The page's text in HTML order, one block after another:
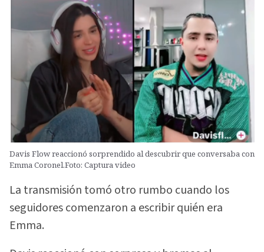
Davis Flow reaccionó sorprendido al descubrir que conversaba con
Emma Coronel.Foto: Captura video
La transmisión tomó otro rumbo cuando los
seguidores comenzaron a escribir quién era
Emma.